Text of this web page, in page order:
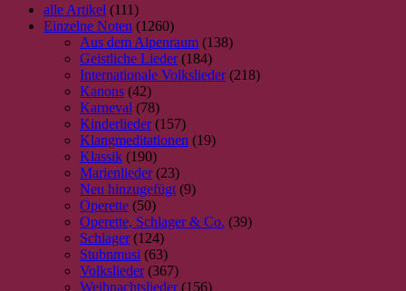
Produktseite
gewählt
alle Artikel (111)
Einzelne Noten (1260)
Aus dem Alpenraum (138)
Geistliche Lieder (184)
Internationale Volkslieder (218)
Kanons (42)
Karneval (78)
Kinderlieder (157)
Klangmeditationen (19)
Klassik (190)
Marienlieder (23)
Neu hinzugefügt (9)
Operette (50)
Operette, Schlager & Co. (39)
Schlager (124)
Stubnmusi (63)
Volkslieder (367)
Weihnachtslieder (156)